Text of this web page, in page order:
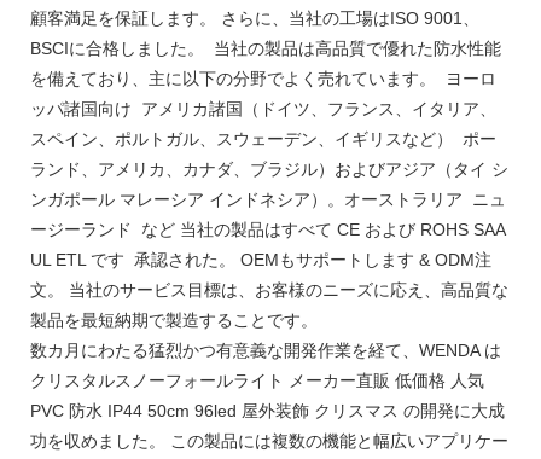
顧客満足を保証します。 さらに、当社の工場はISO 9001、
BSCIに合格しました。 当社の製品は高品質で優れた防水性能
を備えており、主に以下の分野でよく売れています。 ヨーロ
ッパ諸国向け アメリカ諸国（ドイツ、フランス、イタリア、
スペイン、ポルトガル、スウェーデン、イギリスなど） ポー
ランド、アメリカ、カナダ、ブラジル）およびアジア（タイ シ
ンガポール マレーシア インドネシア）。オーストラリア ニュ
ージーランド など 当社の製品はすべて CE および ROHS SAA
UL ETL です 承認された。 OEMもサポートします & ODM注
文。 当社のサービス目標は、お客様のニーズに応え、高品質な
製品を最短納期で製造することです。
数カ月にわたる猛烈かつ有意義な開発作業を経て、WENDA は
クリスタルスノーフォールライト メーカー直販 低価格 人気
PVC 防水 IP44 50cm 96led 屋外装飾 クリスマス の開発に大成
功を収めました。 この製品には複数の機能と幅広いアプリケー